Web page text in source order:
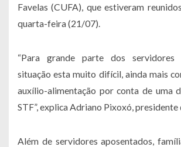
Favelas (CUFA), que estiveram
quarta-feira (21/07).
“Para grande parte dos servidores
situação esta muito difícil, ainda mais
auxílio-alimentação por conta de uma
STF”, explica Adriano Pixoxó, presidente
Além de servidores aposentados,